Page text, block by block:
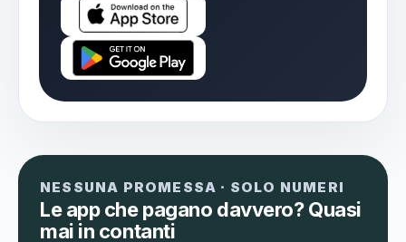
NESSUNA PROMESSA · SOLO NUMERI
Le app che pagano davvero? Quasi
mai in contanti